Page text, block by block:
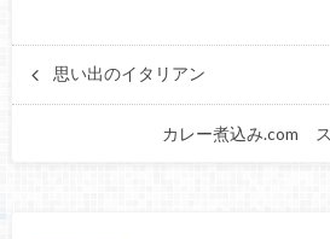
思い出のイタリアン
カレー煮込み.com